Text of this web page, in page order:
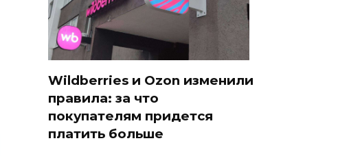
Wildberries и Ozon изменили
правила: за что
покупателям придется
платить больше